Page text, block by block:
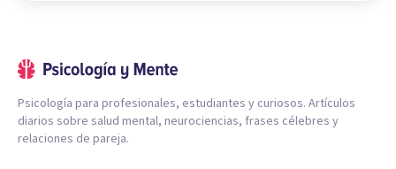
Psicología para profesionales, estudiantes y curiosos. Artículos
diarios sobre salud mental, neurociencias, frases célebres y
relaciones de pareja.